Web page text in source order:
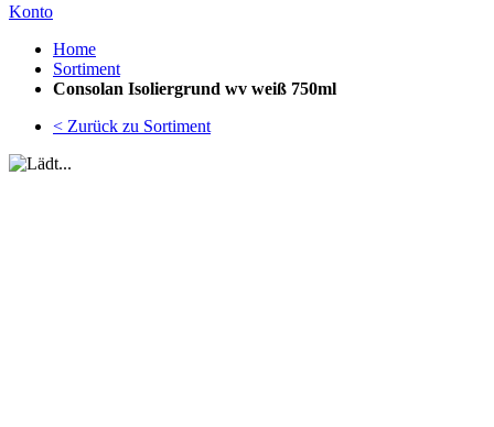
Konto
Home
Sortiment
Consolan Isoliergrund wv weiß 750ml
< Zurück zu Sortiment